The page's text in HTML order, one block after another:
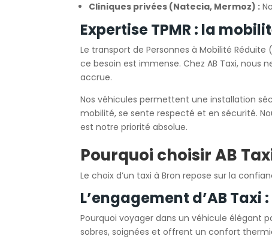
Cliniques privées (Natecia, Mermoz) :
Expertise TPMR : la
Le transport de Personnes à Mobilité
ce besoin est immense. Chez AB Taxi,
accrue.
Nos véhicules permettent une installation
mobilité, se sente respecté et en sécurité.
est notre priorité absolue.
Pourquoi choisir AB
Le choix d’un taxi à Bron repose sur la
L’engagement d’AB
Pourquoi voyager dans un véhicule élégant
sobres, soignées et offrent un confort